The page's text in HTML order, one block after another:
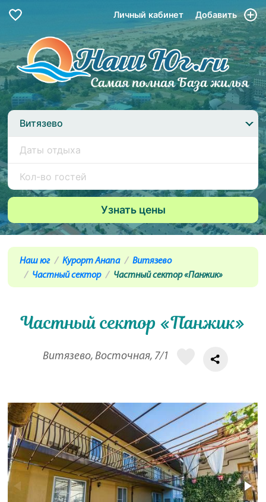
Личный кабинет Добавить
Витязево
Наш юг Курорт Анапа
Витязево
Частный сектор
Частный сектор «Панжик»
Частный сектор «Панжик»
Витязево, Восточная, 7/1